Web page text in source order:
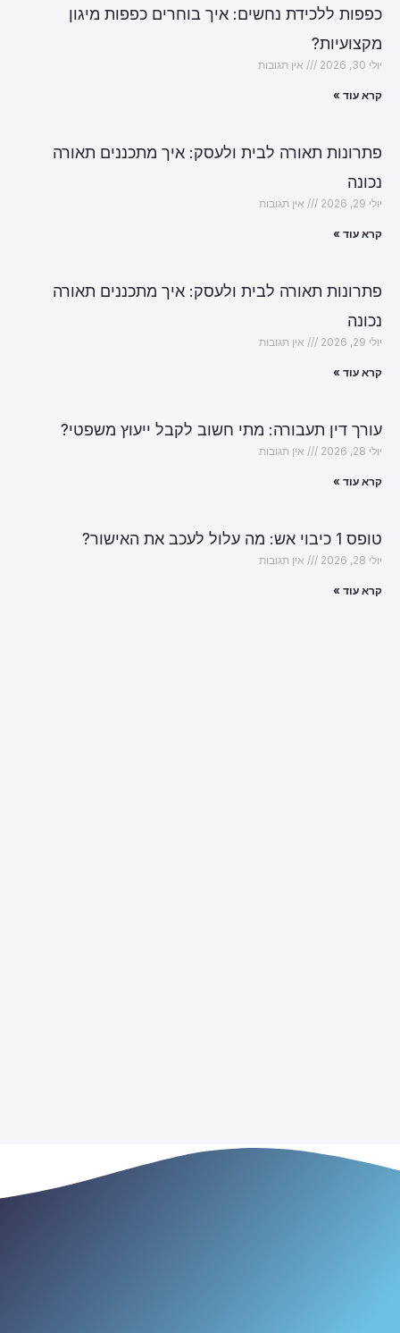
כפפות ללכידת נחשים: איך בוחרים כפפות מיגון
מקצועיות?
יולי 30, 2026 אין תגובות
קרא עוד »
פתרונות תאורה לבית ולעסק: איך מתכננים תאורה
נכונה
יולי 29, 2026 אין תגובות
קרא עוד »
פתרונות תאורה לבית ולעסק: איך מתכננים תאורה
נכונה
יולי 29, 2026 אין תגובות
קרא עוד »
עורך דין תעבורה: מתי חשוב לקבל ייעוץ משפטי?
יולי 28, 2026 אין תגובות
קרא עוד »
טופס 1 כיבוי אש: מה עלול לעכב את האישור?
יולי 28, 2026 אין תגובות
קרא עוד »